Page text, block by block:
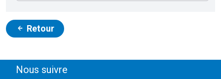
Retour
Nous suivre